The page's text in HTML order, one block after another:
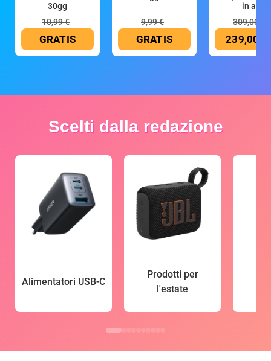
30gg
10,99 €
GRATIS
9,99 €
GRATIS
in all
309,00 €
239,00 €
Scelti dalla redazione
Alimentatori USB-C
Prodotti per
l'estate